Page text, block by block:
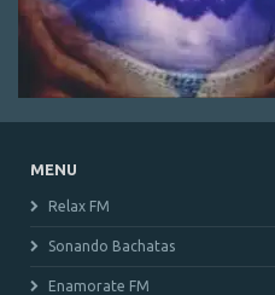
MENU
Relax FM
Sonando Bachatas
Enamorate FM